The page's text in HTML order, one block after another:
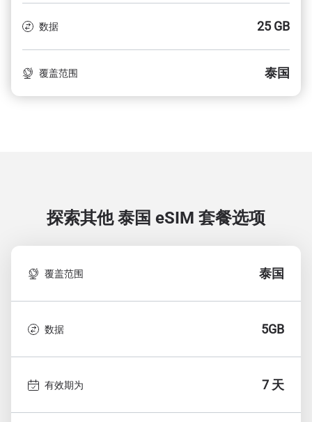
数据 25 GB
覆盖范围 泰国
探索其他 泰国 eSIM 套餐选项
覆盖范围 泰国
数据 5GB
有效期为 7 天